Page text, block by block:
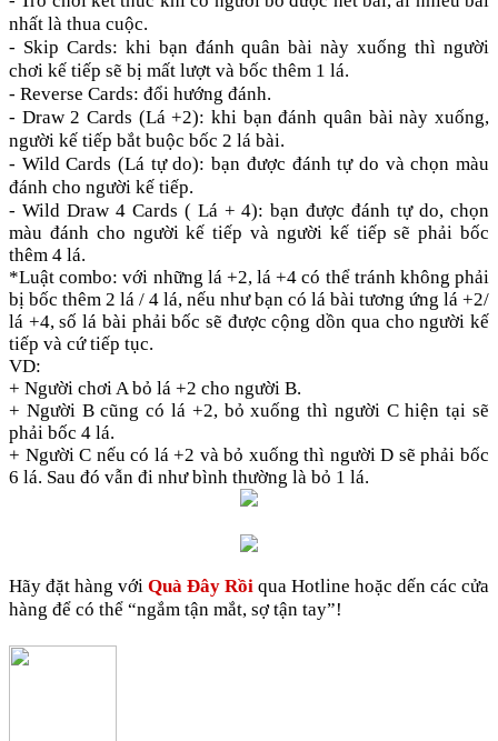
nhất là thua cuộc.
- Skip Cards: khi bạn đánh quân bài này xuống thì người
chơi kế tiếp sẽ bị mất lượt và bốc thêm 1 lá.
- Reverse Cards: đổi hướng đánh.
- Draw 2 Cards (Lá +2): khi bạn đánh quân bài này xuống,
người kế tiếp bắt buộc bốc 2 lá bài.
- Wild Cards (Lá tự do): bạn được đánh tự do và chọn màu
đánh cho người kế tiếp.
- Wild Draw 4 Cards ( Lá + 4): bạn được đánh tự do, chọn
màu đánh cho người kế tiếp và người kế tiếp sẽ phải bốc
thêm 4 lá.
*Luật combo: với những lá +2, lá +4 có thể tránh không phải
bị bốc thêm 2 lá / 4 lá, nếu như bạn có lá bài tương ứng lá +2/
lá +4, số lá bài phải bốc sẽ được cộng dồn qua cho người kế
tiếp và cứ tiếp tục.
VD:
+ Người chơi A bỏ lá +2 cho người B.
+ Người B cũng có lá +2, bỏ xuống thì người C hiện tại sẽ
phải bốc 4 lá.
+ Người C nếu có lá +2 và bỏ xuống thì người D sẽ phải bốc
6 lá. Sau đó vẫn đi như bình thường là bỏ 1 lá.
Hãy đặt hàng với Quà Đây Rồi qua Hotline hoặc dến các cửa
hàng để có thể “ngắm tận mắt, sợ tận tay”!